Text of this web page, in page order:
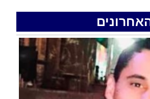
רעידות אדמה בחצי האי סיני
באילת